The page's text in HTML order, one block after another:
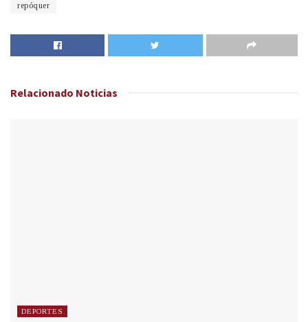
repóquer
Relacionado Noticias
DEPORTES